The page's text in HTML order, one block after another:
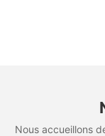
Nous accueillons